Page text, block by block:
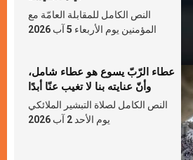
النص الكامل للمقابلة العامّة مع
المؤمنين يوم الأربعاء 5 آب 2026
عطاء الرّبّ يسوع هو عطاء شامل،
وأنّ عنايته بنا لا تغيب عنّا أبدًا
النص الكامل لصلاة التبشير الملائكي
يوم الأحد 2 آب 2026